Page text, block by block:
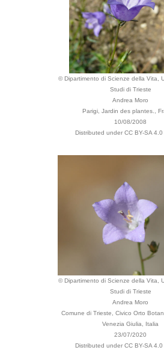
© Dipartimento di Scienze della Vita,
Studi di Trieste
Andrea Moro
Parigi, Jardin des plantes.,
10/08/2008
Distributed under CC BY-SA 4.0
© Dipartimento di Scienze della Vita,
Studi di Trieste
Andrea Moro
Comune di Trieste, Civico Orto
Venezia Giulia, Italia
23/07/2020
Distributed under CC BY-SA 4.0